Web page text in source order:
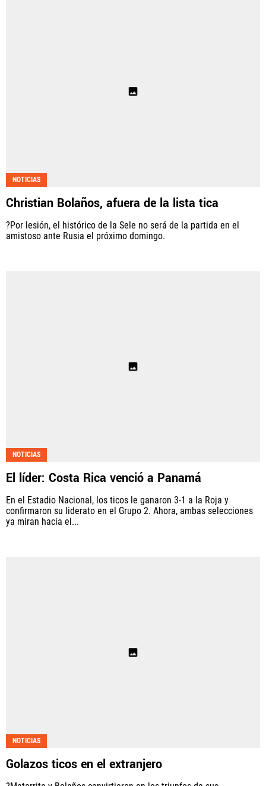
NOTICIAS
Christian Bolaños, afuera de la lista tica
?Por lesión, el histórico de la Sele no será de la partida en el
amistoso ante Rusia el próximo domingo.
NOTICIAS
El líder: Costa Rica venció a Panamá
En el Estadio Nacional, los ticos le ganaron 3-1 a la Roja y
confirmaron su liderato en el Grupo 2. Ahora, ambas selecciones
ya miran hacia el...
NOTICIAS
Golazos ticos en el extranjero